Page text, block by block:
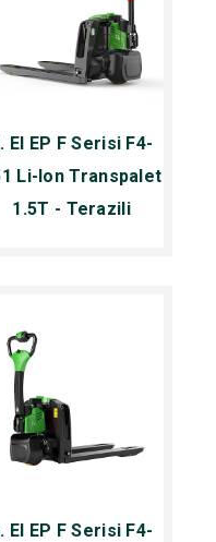
El EP F Serisi F4-
Li-Ion Transpalet
1.5T - Terazili
El EP F Serisi F4-